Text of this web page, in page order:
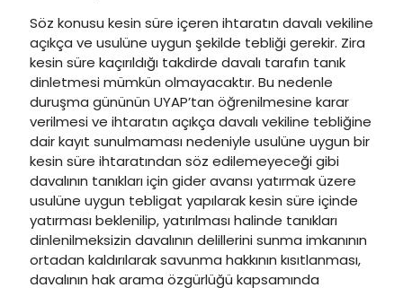
Söz konusu kesin süre içeren ihtaratın davalı vekiline
açıkça ve usulüne uygun şekilde tebliği gerekir. Zira
kesin süre kaçırıldığı takdirde davalı tarafın tanık
dinletmesi mümkün olmayacaktır. Bu nedenle
duruşma gününün UYAP’tan öğrenilmesine karar
verilmesi ve ihtaratın açıkça davalı vekiline tebliğine
dair kayıt sunulmaması nedeniyle usulüne uygun bir
kesin süre ihtaratından söz edilemeyeceği gibi
davalının tanıkları için gider avansı yatırmak üzere
usulüne uygun tebligat yapılarak kesin süre içinde
yatırması beklenilip, yatırılması halinde tanıkları
dinlenilmeksizin davalının delillerini sunma imkanının
ortadan kaldırılarak savunma hakkının kısıtlanması,
davalının hak arama özgürlüğü kapsamında